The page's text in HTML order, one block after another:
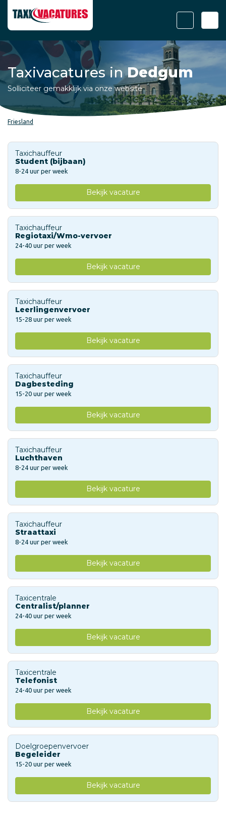
Taxivacatures inDedgum
Solliciteer gemakklijk via onze website
Friesland
Taxichauffeur
Student (bijbaan)
8-24 uur per week
Bekijk vacature
Taxichauffeur
Regiotaxi/Wmo-vervoer
24-40 uur per week
Bekijk vacature
Taxichauffeur
Leerlingenvervoer
15-28 uur per week
Bekijk vacature
Taxichauffeur
Dagbesteding
15-20 uur per week
Bekijk vacature
Taxichauffeur
Luchthaven
8-24 uur per week
Bekijk vacature
Taxichauffeur
Straattaxi
8-24 uur per week
Bekijk vacature
Taxicentrale
Centralist/planner
24-40 uur per week
Bekijk vacature
Taxicentrale
Telefonist
24-40 uur per week
Bekijk vacature
Doelgroepenvervoer
Begeleider
15-20 uur per week
Bekijk vacature